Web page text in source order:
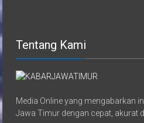
Tentang Kami
Media Online yang mengabarkan
Jawa Timur dengan cepat, akurat